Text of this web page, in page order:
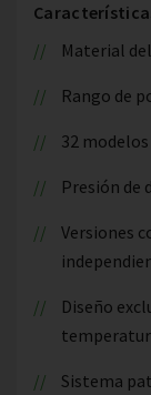
Material
Rango de
32
Presión de
Versiones
Diseño
Sistema